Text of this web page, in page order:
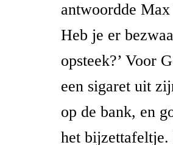
antwoordde
Heb je er
opsteek?’ Voor
een sigaret uit
op de bank, en
het